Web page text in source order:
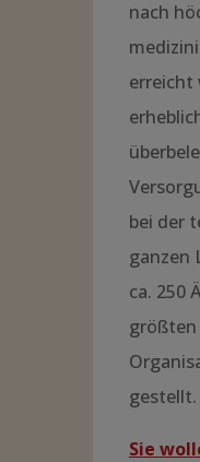
nach
erreicht
bei der
ganzen
ca. 250
gestellt.
Sie